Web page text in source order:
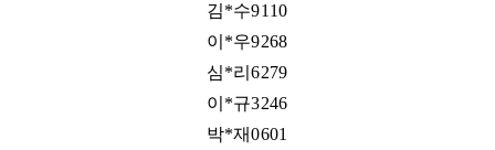
김*수9110
이*우9268
심*리6279
이*규3246
박*재0601